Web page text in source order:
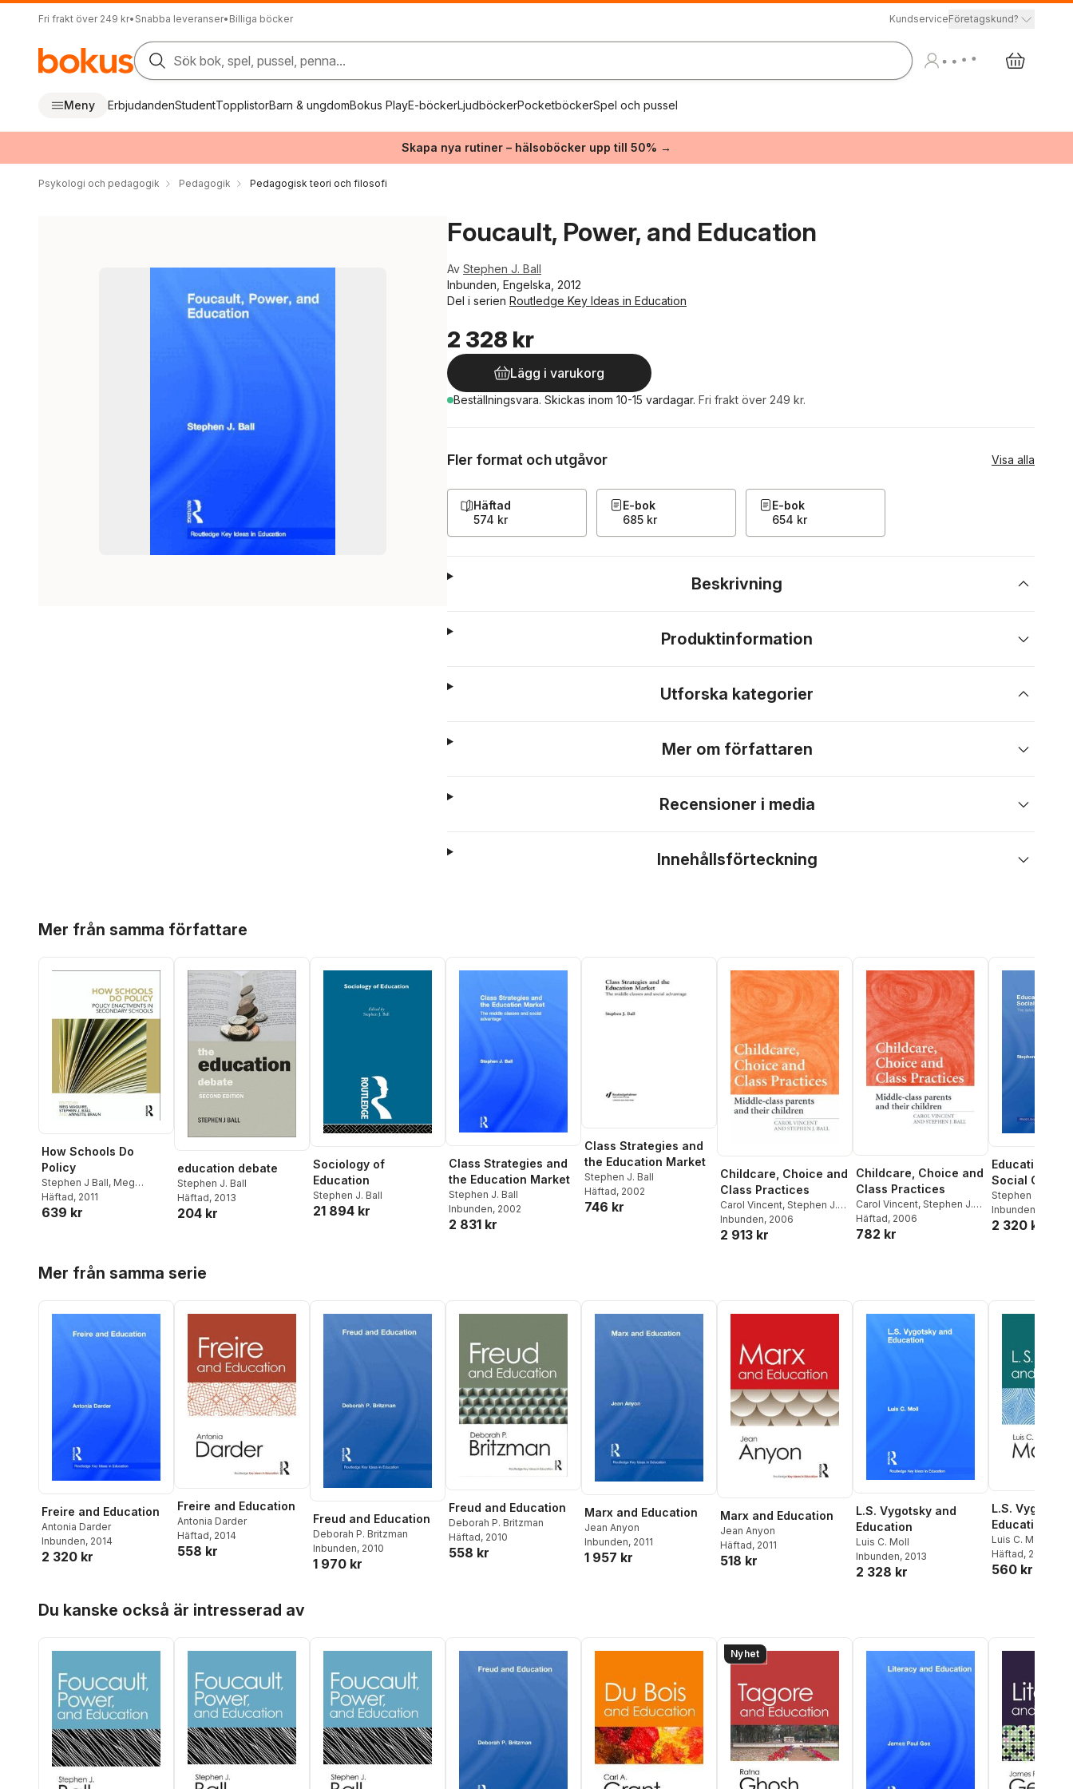
Fri frakt över 249 kr• Snabba leveranser• Billiga böcker KundserviceFöretagskund?
Sök bok, spel, pussel, penna...
Meny ErbjudandenStudentTopplistorBarn & ungdomBokus PlayE-böckerLjudböckerPocketböckerSpel och pussel
Skapa nya rutiner – hälsoböcker upp till 50% →
Psykologi och pedagogik Pedagogik Pedagogisk teori och filosofi
Foucault, Power, and Education
Av Stephen J. Ball
Inbunden, Engelska, 2012
Del i serien Routledge Key Ideas in Education
2 328 kr
Lägg i varukorg
Beställningsvara. Skickas inom 10-15 vardagar. Fri frakt över 249 kr.
Fler format och utgåvor Visa alla
Häftad
574 kr
E-bok
685 kr
E-bok
654 kr
Beskrivning
Produktinformation
Utforska kategorier
Mer om författaren
Recensioner i media
Innehållsförteckning
Mer från samma författare
How Schools Do
Policy
Stephen J Ball, Meg
Maguire,Annette Braun
Häftad, 2011
639 kr
education debate
Stephen J. Ball
Häftad, 2013
204 kr
Sociology of
Education
Stephen J. Ball
21 894 kr
Class Strategies and
the Education Market
Stephen J. Ball
Inbunden, 2002
2 831 kr
Class Strategies and
the Education Market
Stephen J. Ball
Häftad, 2002
746 kr
Childcare, Choice and
Class Practices
Carol Vincent, Stephen J.
Ball
Inbunden, 2006
2 913 kr
Childcare, Choice and
Class Practices
Carol Vincent, Stephen J.
Ball
Häftad, 2006
782 kr
Education
Social Class
Stephen J. Ball
Inbunden
2 320 kr
Mer från samma serie
Freire and Education
Antonia Darder
Inbunden, 2014
2 320 kr
Freire and Education
Antonia Darder
Häftad, 2014
558 kr
Freud and Education
Deborah P. Britzman
Inbunden, 2010
1 970 kr
Freud and Education
Deborah P. Britzman
Häftad, 2010
558 kr
Marx and Education
Jean Anyon
Inbunden, 2011
1 957 kr
Marx and Education
Jean Anyon
Häftad, 2011
518 kr
L.S. Vygotsky and
Education
Luis C. Moll
Inbunden, 2013
2 328 kr
L.S. Vygotsky
Education
Luis C. Moll
Häftad, 2013
560 kr
Du kanske också är intresserad av
Nyhet